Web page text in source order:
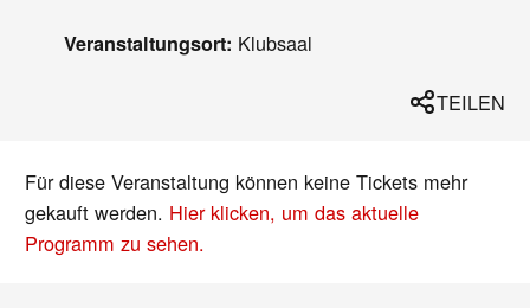
Veranstaltungsort: Klubsaal
TEILEN
Für diese Veranstaltung können keine Tickets mehr
gekauft werden. Hier klicken, um das aktuelle
Programm zu sehen.